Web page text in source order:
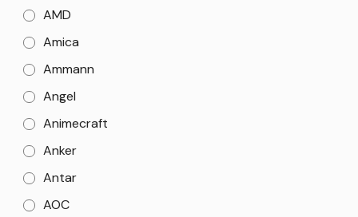
AMD
Amica
Ammann
Angel
Animecraft
Anker
Antar
AOC